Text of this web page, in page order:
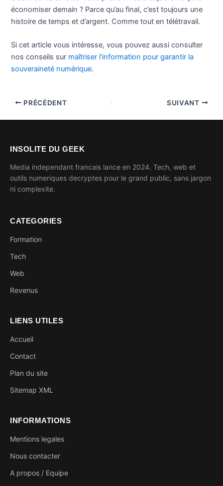
économiser demain ? Parce qu’au final, c’est toujours une
histoire de temps et d’argent. Comme tout en télétravail.
Si cet article vous intéresse, vous pouvez aussi consulter
nos conseils sur maîtriser l'information pour garantir la
souveraineté numérique.
PRÉCÉDENT SUIVANT
INSOLITE DU GEEK
Media independant francais lance en 2024. Tech, web et
outils numeriques decryptes pour le grand public, sans jargon
ni complexite.
CATEGORIES
Formation
Tech
Web
Revenus
LIENS UTILES
Accueil
Contact
Plan du site
Sitemap XML
INFORMATIONS
Mentions legales
Nous contacter
A propos / Equipe